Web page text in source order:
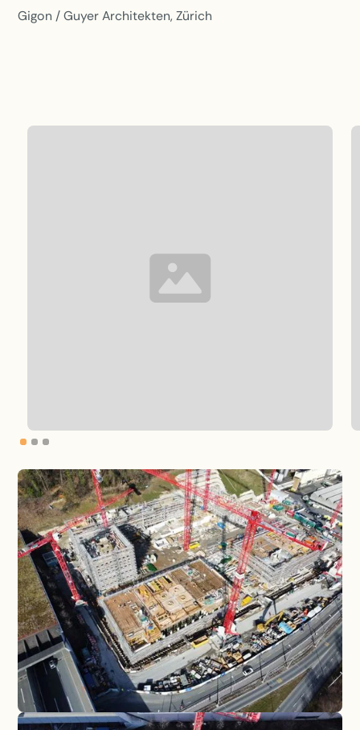
Gigon / Guyer Architekten, Zürich